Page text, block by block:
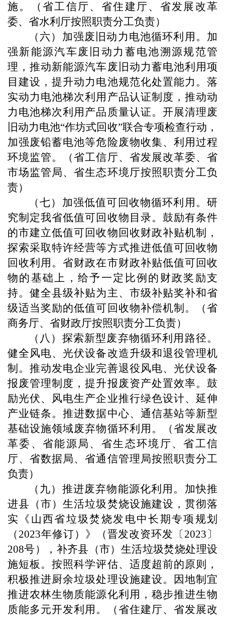
施。（省工信厅、省住建厅、省发展改革
委、省水利厅按照职责分工负责）
（六）加强废旧动力电池循环利用。加
强新能源汽车废旧动力蓄电池溯源规范管
理，推动新能源汽车废旧动力蓄电池利用项
目建设，提升动力电池规范化处置能力。落
实动力电池梯次利用产品认证制度，推动动
力电池梯次利用产品质量认证。开展清理废
旧动力电池“作坊式回收”联合专项检查行动，
加强废铅蓄电池等危险废物收集、利用过程
环境监管。（省工信厅、省发展改革委、省
市场监管局、省生态环境厅按照职责分工负
责）
（七）加强低值可回收物循环利用。研
究制定我省低值可回收物目录。鼓励有条件
的市建立低值可回收物回收财政补贴机制，
探索采取特许经营等方式推进低值可回收物
回收利用。省财政在市财政补贴低值可回收
物的基础上，给予一定比例的财政奖励支
持。健全县级补贴为主、市级补贴奖补和省
级适当奖励的低值可回收物补偿机制。（省
商务厅、省财政厅按照职责分工负责）
（八）探索新型废弃物循环利用路径。
健全风电、光伏设备改造升级和退役管理机
制。推动发电企业完善退役风电、光伏设备
报废管理制度，提升报废资产处置效率。鼓
励光伏、风电生产企业推行绿色设计、延伸
产业链条。推进数据中心、通信基站等新型
基础设施领域废弃物循环利用。（省发展改
革委、省能源局、省生态环境厅、省工信
厅、省数据局、省通信管理局按照职责分工
负责）
（九）推进废弃物能源化利用。加快推
进县（市）生活垃圾焚烧设施建设，贯彻落
实《山西省垃圾焚烧发电中长期专项规划
（2023年修订）》（晋发改资环发〔2023〕
208号），补齐县（市）生活垃圾焚烧处理设
施短板。按照科学评估、适度超前的原则，
积极推进厨余垃圾处理设施建设。因地制宜
推进农林生物质能源化利用，稳步推进生物
质能多元开发利用。（省住建厅、省发展改